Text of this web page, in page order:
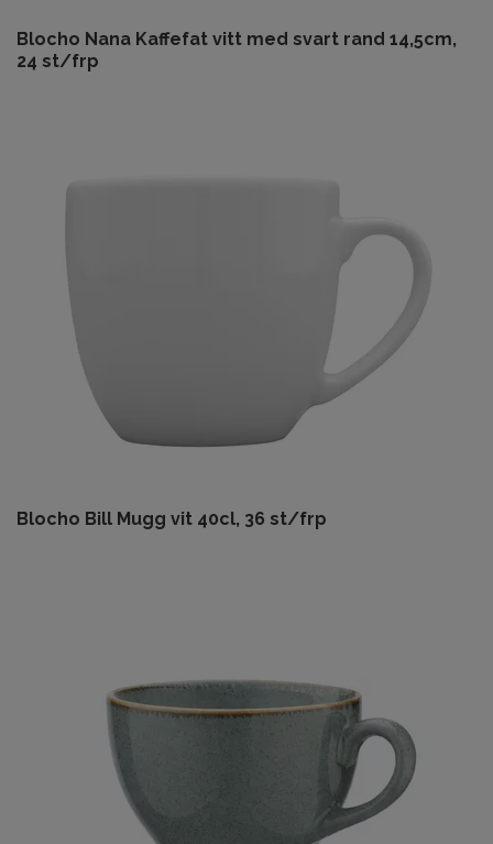
Blocho Nana Kaffefat vitt med svart rand 14,5cm,
24 st/frp
Blocho Bill Mugg vit 40cl, 36 st/frp